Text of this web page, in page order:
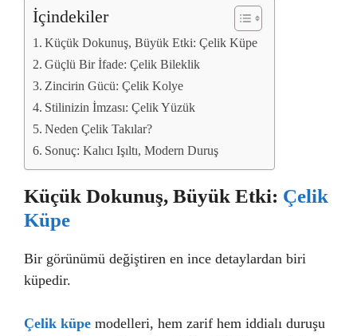
İçindekiler
Küçük Dokunuş, Büyük Etki: Çelik Küpe
Güçlü Bir İfade: Çelik Bileklik
Zincirin Gücü: Çelik Kolye
Stilinizin İmzası: Çelik Yüzük
Neden Çelik Takılar?
Sonuç: Kalıcı Işıltı, Modern Duruş
Küçük Dokunuş, Büyük Etki: Çelik
Küpe
Bir görünümü değiştiren en ince detaylardan biri
küpedir.
Çelik küpe modelleri, hem zarif hem iddialı duruşu